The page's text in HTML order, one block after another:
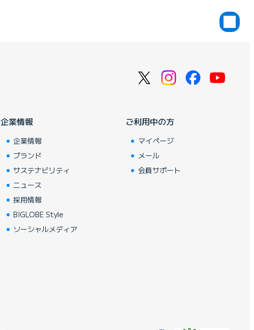
企業情報
企業情報
ブランド
サステナビリティ
ニュース
採用情報
BIGLOBE Style
ソーシャルメディア
ご利用中の方
マイページ
メール
会員サポート